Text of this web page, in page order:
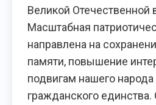
Великой Отечественной
Масштабная
направлена на
памяти, повышение
подвигам нашего
гражданского